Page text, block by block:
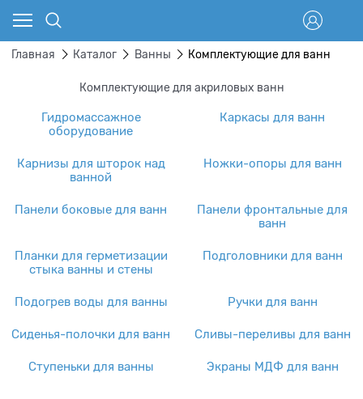
Главная Каталог Ванны Комплектующие для ванн
Комплектующие для акриловых ванн
Гидромассажное
оборудование
Каркасы для ванн
Карнизы для шторок над
ванной
Ножки-опоры для ванн
Панели боковые для ванн
Панели фронтальные для
ванн
Планки для герметизации
стыка ванны и стены
Подголовники для ванн
Подогрев воды для ванны Ручки для ванн
Сиденья-полочки для ванн Сливы-переливы для ванн
Ступеньки для ванны Экраны МДФ для ванн